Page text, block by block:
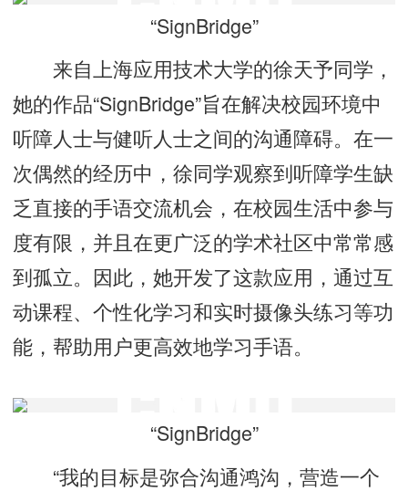
“SignBridge”
来自上海应用技术大学的徐天予同学，
她的作品“SignBridge”旨在解决校园环境中
听障人士与健听人士之间的沟通障碍。在一
次偶然的经历中，徐同学观察到听障学生缺
乏直接的手语交流机会，在校园生活中参与
度有限，并且在更广泛的学术社区中常常感
到孤立。因此，她开发了这款应用，通过互
动课程、个性化学习和实时摄像头练习等功
能，帮助用户更高效地学习手语。
“SignBridge”
“我的目标是弥合沟通鸿沟，营造一个